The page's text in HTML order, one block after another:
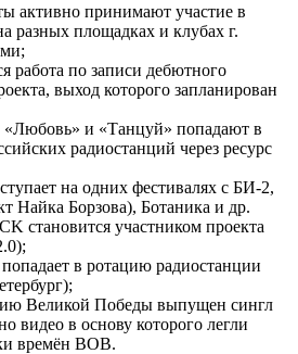
активно принимают участие в
разных площадках и клубах г.
работа по записи дебютного
выход которого запланирован
и «Танцуй» попадают в
радиостанций через ресурс
на одних фестивалях с БИ-2,
Найка Борзова), Ботаника и др.
становится участником проекта
в ротацию радиостанции
Великой Победы выпущен сингл
видео в основу которого легли
времён ВОВ.